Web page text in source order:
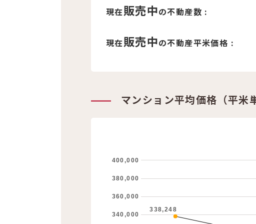
現在販売中の不動産数 :
現在販売中の不動産平米価格 :
マンション平均価格（平米
340,000
360,000
380,000
400,000
338,248